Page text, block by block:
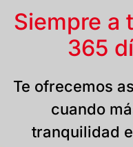
Siempre a
365
Te ofrecemos
cuando
tranquilidad